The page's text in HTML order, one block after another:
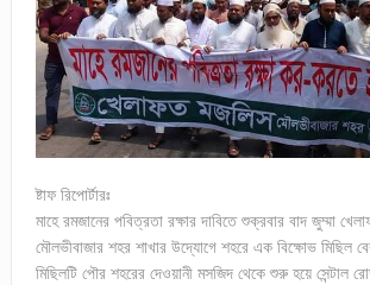
ষ্টাফ রিপোর্টারঃ
মাহে রমজানের পবিত্রতা রক্ষার দাবিতে শুক্রবার বাদ জুম্মা
মৌলভীবাজার শহর শাখার উদ্যোগে শহরে এক বিক্ষোভ মিছিল
মিছিলটি পৌর শহরের দেওয়ানী মসজিদ থেকে শুরু হয়ে সেন্টাল